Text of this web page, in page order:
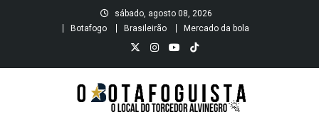
sábado, agosto 08, 2026
Botafogo
Brasileirão Mercado da bola